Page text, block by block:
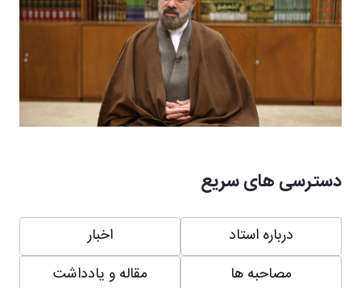
دسترسی های سریع
درباره استاد
اخبار
مصاحبه ها
مقاله و یادداشت